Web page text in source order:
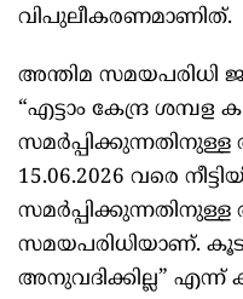
വിപുലീകരണമാണിത്.
അന്തിമ സമയപരിധി
“എട്ടാം കേന്ദ്ര ശമ്പള
15.06.2026 വരെ
സമയപരിധിയാണ്.
അനുവദിക്കില്ല” എന്ന്